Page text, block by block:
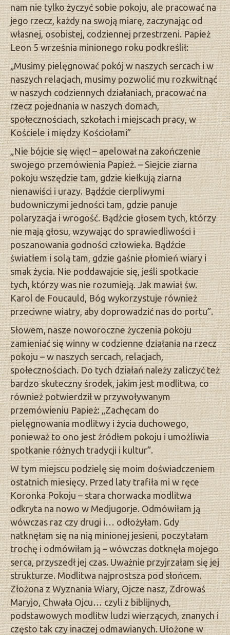
nam nie tylko życzyć sobie pokoju, ale pracować na
jego rzecz, każdy na swoją miarę, zaczynając od
własnej, osobistej, codziennej przestrzeni. Papież
Leon 5 września minionego roku podkreślił:
„Musimy pielęgnować pokój w naszych sercach i w
naszych relacjach, musimy pozwolić mu rozkwitnąć
w naszych codziennych działaniach, pracować na
rzecz pojednania w naszych domach,
społecznościach, szkołach i miejscach pracy, w
Kościele i między Kościołami”
„Nie bójcie się więc! – apelował na zakończenie
swojego przemówienia Papież. – Siejcie ziarna
pokoju wszędzie tam, gdzie kiełkują ziarna
nienawiści i urazy. Bądźcie cierpliwymi
budowniczymi jedności tam, gdzie panuje
polaryzacja i wrogość. Bądźcie głosem tych, którzy
nie mają głosu, wzywając do sprawiedliwości i
poszanowania godności człowieka. Bądźcie
światłem i solą tam, gdzie gaśnie płomień wiary i
smak życia. Nie poddawajcie się, jeśli spotkacie
tych, którzy was nie rozumieją. Jak mawiał św.
Karol de Foucauld, Bóg wykorzystuje również
przeciwne wiatry, aby doprowadzić nas do portu”.
Słowem, nasze noworoczne życzenia pokoju
zamieniać się winny w codzienne działania na rzecz
pokoju – w naszych sercach, relacjach,
społecznościach. Do tych działań należy zaliczyć też
bardzo skuteczny środek, jakim jest modlitwa, co
również potwierdził w przywoływanym
przemówieniu Papież: „Zachęcam do
pielęgnowania modlitwy i życia duchowego,
ponieważ to ono jest źródłem pokoju i umożliwia
spotkanie różnych tradycji i kultur”.
W tym miejscu podzielę się moim doświadczeniem
ostatnich miesięcy. Przed laty trafiła mi w ręce
Koronka Pokoju – stara chorwacka modlitwa
odkryta na nowo w Medjugorje. Odmówiłam ją
wówczas raz czy drugi i… odłożyłam. Gdy
natknęłam się na nią minionej jesieni, poczytałam
trochę i odmówiłam ją – wówczas dotknęła mojego
serca, przyszedł jej czas. Uważnie przyjrzałam się jej
strukturze. Modlitwa najprostsza pod słońcem.
Złożona z Wyznania Wiary, Ojcze nasz, Zdrowaś
Maryjo, Chwała Ojcu… czyli z biblijnych,
podstawowych modlitw ludzi wierzących, znanych i
często tak czy inaczej odmawianych. Ułożone w